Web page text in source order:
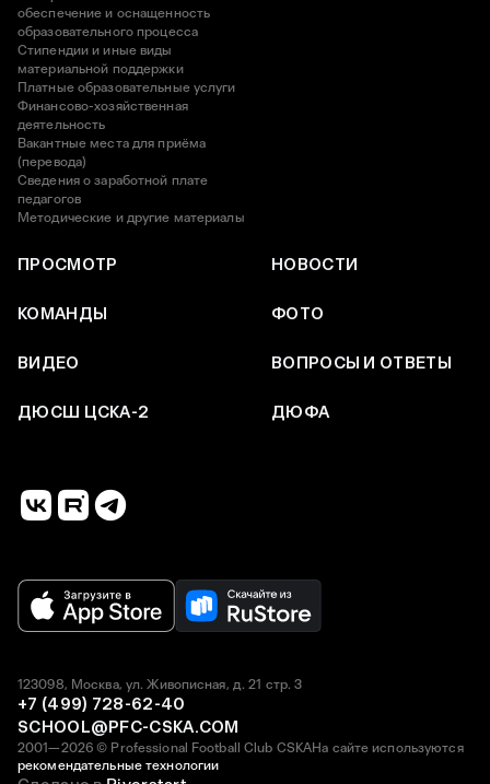
обеспечение и оснащенность
образовательного процесса
Стипендии и иные виды
материальной поддержки
Платные образовательные услуги
Финансово-хозяйственная
деятельность
Вакантные места для приёма
(перевода)
Сведения о заработной плате
педагогов
Методические и другие материалы
ПРОСМОТР НОВОСТИ
КОМАНДЫ ФОТО
ВИДЕО ВОПРОСЫ И ОТВЕТЫ
ДЮСШ ЦСКА-2 ДЮФА
2001—2026 © Professional Football Club CSKAНа сайте используются
рекомендательные технологии
123098, Москва, ул. Живописная, д. 21 стр. 3
+7 (499) 728-62-40
SCHOOL@PFC-CSKA.COM